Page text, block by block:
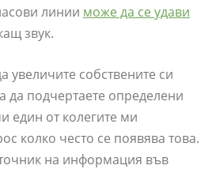
линии може да се удави
звук.
увеличите собствените си
да подчертаете определени
един от колегите ми
колко често се появява това.
на информация във